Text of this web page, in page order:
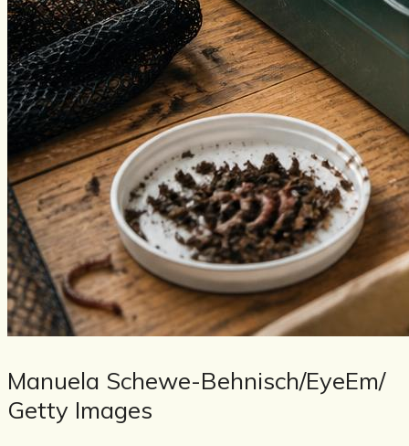
Manuela Schewe-Behnisch/EyeEm/
Getty Images